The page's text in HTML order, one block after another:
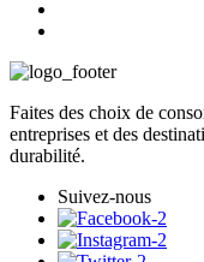
Faites des choix de
entreprises et des
durabilité.
Suivez-nous